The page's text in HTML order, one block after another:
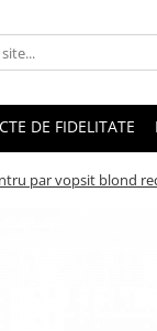
DE FIDELITATE
par vopsit blond